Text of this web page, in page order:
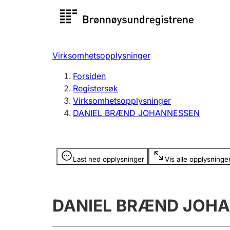
Registersøk
Registrere, endre, slette
Virksomhetsopplysninger
Forsiden
Registersøk
Virksomhetsopplysninger
DANIEL BRÆND JOHANNESSEN
Last ned opplysninger Vis alle
Opplysninger er skjult
DANIEL BRÆND